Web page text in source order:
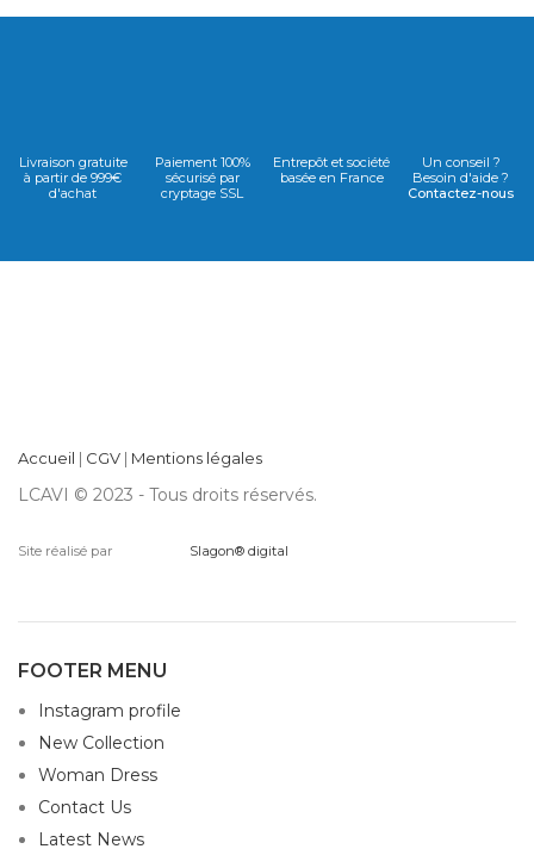
Livraison gratuite
à partir de 999€
d'achat
Paiement 100%
sécurisé par
cryptage SSL
Entrepôt et société
basée en France
Un conseil ?
Besoin d'aide ?
Contactez-nous
Accueil | CGV | Mentions légales
LCAVI © 2023 - Tous droits réservés.
Site réalisé par Slagon® digital
FOOTER MENU
Instagram profile
New Collection
Woman Dress
Contact Us
Latest News